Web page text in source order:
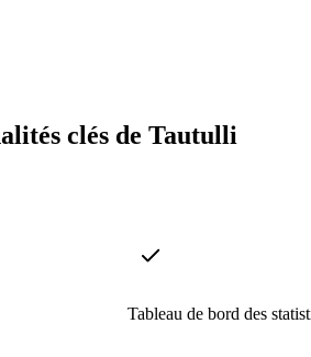
clés de Tautulli
Tableau de bord des